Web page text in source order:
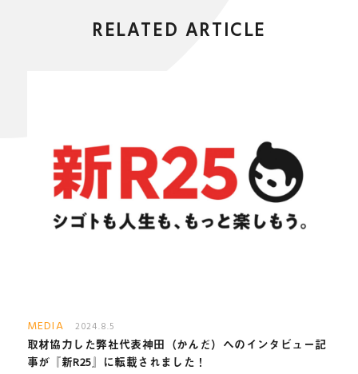
RELATED ARTICLE
MEDIA 2024.8.5
取材協力した弊社代表神田（かんだ）へのインタビュー記
事が『新R25』に転載されました！